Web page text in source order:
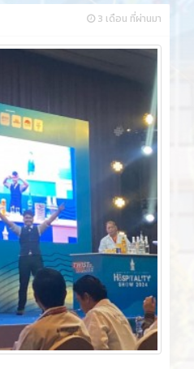
3 เดือน ที่ผ่านมา